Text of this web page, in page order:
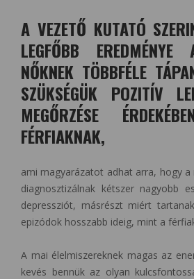
A VEZETŐ KUTATÓ
LEGFŐBB
NŐKNEK TÖBBFÉLE
SZÜKSÉGÜK POZITÍV
MEGŐRZÉSE
FÉRFIAKNAK,
ami magyarázatot adhat arra, hogy a
diagnosztizálnak kétszer nagyobb
depressziót, másrészt miért
epizódok hosszabb ideig, mint a
A mai élelmiszereknek magas az
kevés bennük az olyan